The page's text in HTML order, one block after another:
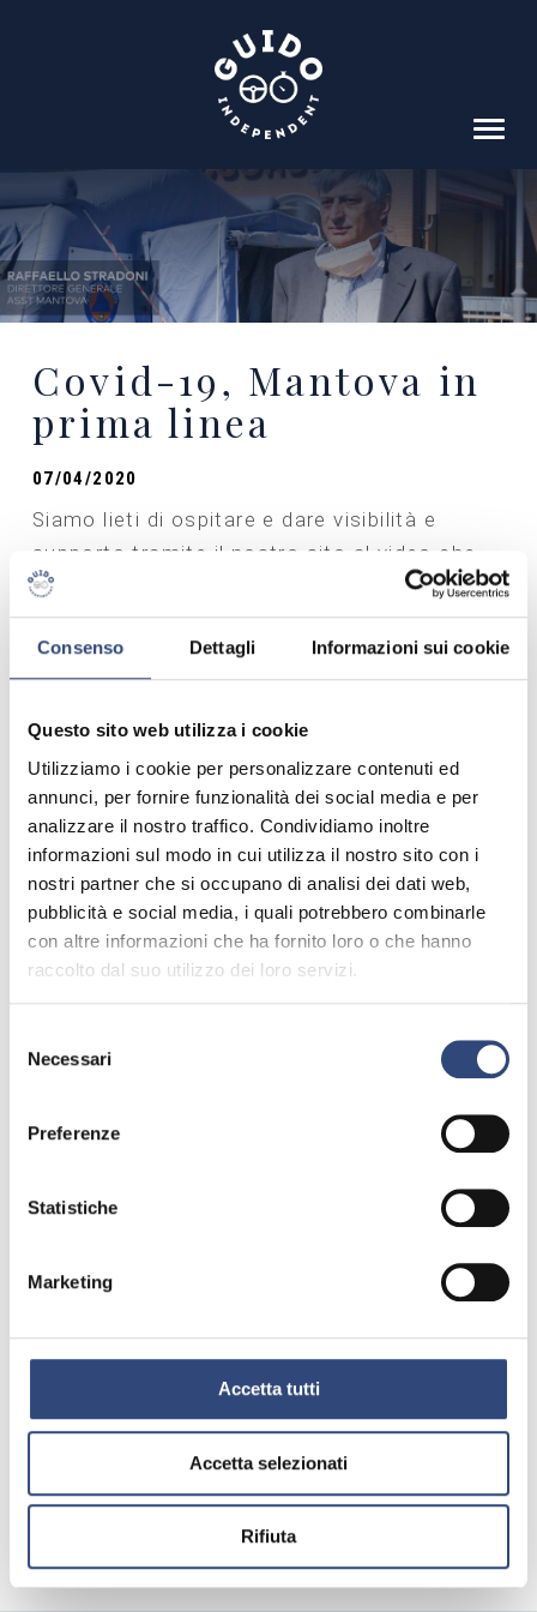
Consenso Dettagli Informazioni sui cookie
Questo sito web utilizza i cookie
Utilizziamo i cookie per personalizzare contenuti ed
annunci, per fornire funzionalità dei social media e per
analizzare il nostro traffico. Condividiamo inoltre
informazioni sul modo in cui utilizza il nostro sito con i
nostri partner che si occupano di analisi dei dati web,
pubblicità e social media, i quali potrebbero combinarle
con altre informazioni che ha fornito loro o che hanno
raccolto dal suo utilizzo dei loro servizi.
delNecessari
Preferenze
Statistiche
Marketing
Accetta tutti
Accetta selezionati
Rifiuta
HOME
IL PROGETTO
SOSTENITORI
RISULTATI
SCUDERIA
ALBO
VIDEO
Covid-19, Mantova in
prima linea
07/04/2020
Siamo lieti di ospitare e dare visibilità e
supporto tramite il nostro sito al video che
ASST Mantova in Partnership con Siglacom
ha realizzato e che vede protagoniste le
persone che sono in prima linea nella lotta
contro questa pandemia.
Grazie al loro lavoro ed alla loro dedizione
rialzarsi.
precedente:venerdi 24 luglio il via alla coppa d’oro delle
vinto criterium bresciano regolarità 2019
news